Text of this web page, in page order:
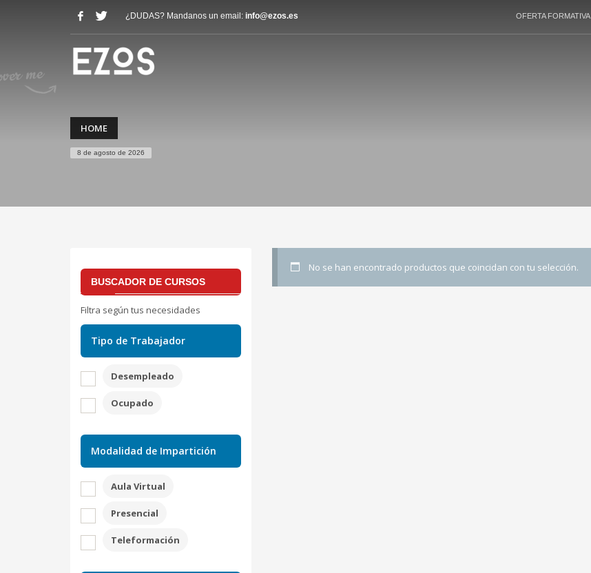
¿DUDAS? Mandanos un email: info@ezos.es OFERTA FORMATIVA
HOME
8 de agosto de 2026
No se han encontrado productos que coincidan con tu selección.
BUSCADOR DE CURSOS
Filtra según tus necesidades
Tipo de Trabajador
Desempleado
Ocupado
Modalidad de Impartición
Aula Virtual
Presencial
Teleformación